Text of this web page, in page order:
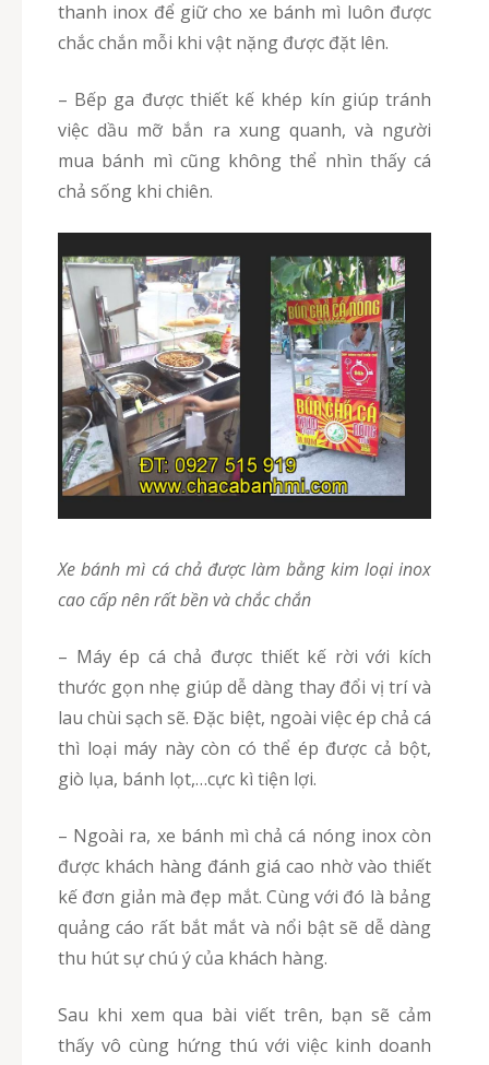
thanh inox để giữ cho xe bánh mì luôn được
chắc chắn mỗi khi vật nặng được đặt lên.
– Bếp ga được thiết kế khép kín giúp tránh
việc dầu mỡ bắn ra xung quanh, và người
mua bánh mì cũng không thể nhìn thấy cá
chả sống khi chiên.
Xe bánh mì cá chả được làm bằng kim loại inox
cao cấp nên rất bền và chắc chắn
– Máy ép cá chả được thiết kế rời với kích
thước gọn nhẹ giúp dễ dàng thay đổi vị trí và
lau chùi sạch sẽ. Đặc biệt, ngoài việc ép chả cá
thì loại máy này còn có thể ép được cả bột,
giò lụa, bánh lọt,…cực kì tiện lợi.
– Ngoài ra, xe bánh mì chả cá nóng inox còn
được khách hàng đánh giá cao nhờ vào thiết
kế đơn giản mà đẹp mắt. Cùng với đó là bảng
quảng cáo rất bắt mắt và nổi bật sẽ dễ dàng
thu hút sự chú ý của khách hàng.
Sau khi xem qua bài viết trên, bạn sẽ cảm
thấy vô cùng hứng thú với việc kinh doanh